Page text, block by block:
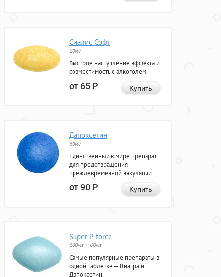
Сиалис Софт
20мг
Быстрое наступление эффекта и
совместимость с алкоголем.
от 65Р Купить
Дапоксетин
60мг
Единственный в мире препарат
для предотвращения
преждевременной эякуляции.
от 90Р Купить
Super P-force
100мг + 60мг
Самые популярные препараты в
одной таблетке — Виагра и
Дапоксетин.